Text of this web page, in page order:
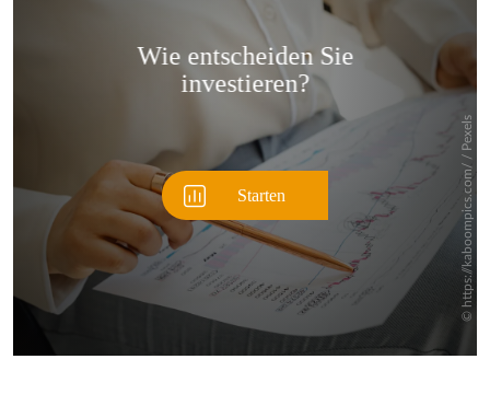
Überspringen